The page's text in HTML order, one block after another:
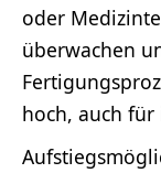
oder
überwachen
hoch, auch